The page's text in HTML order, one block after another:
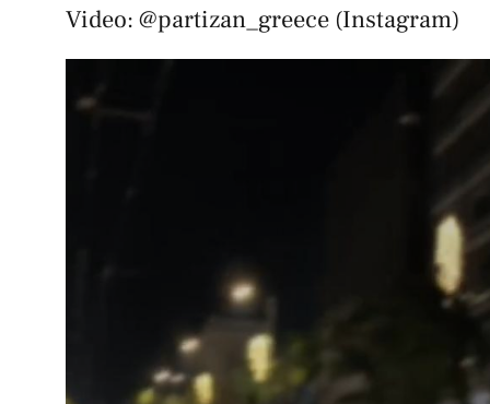
Video: @partizan_greece (Instagram)